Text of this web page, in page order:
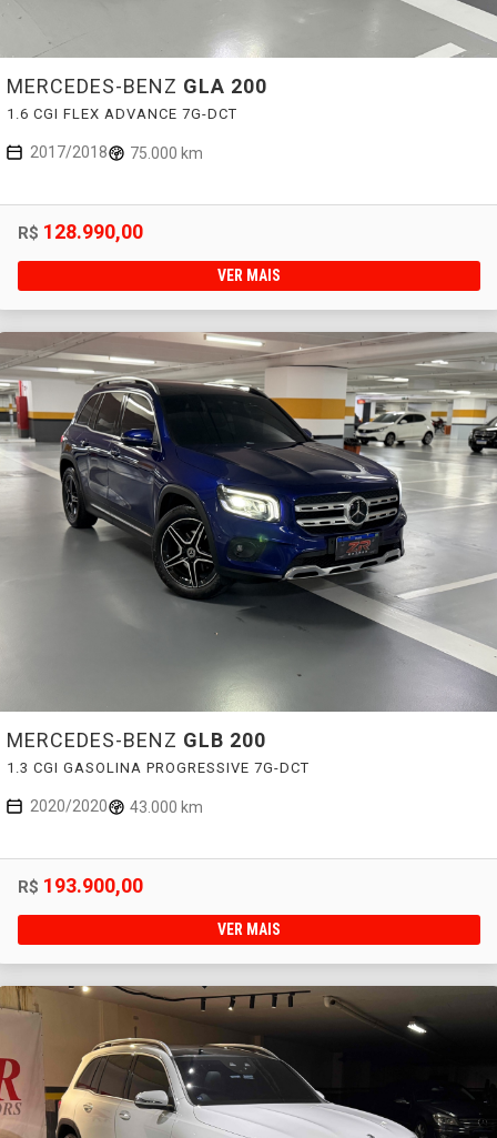
MERCEDES-BENZ GLA 200
1.6 CGI FLEX ADVANCE 7G-DCT
2017/2018 75.000 km
R$ 128.990,00
VER MAIS
MERCEDES-BENZ GLB 200
1.3 CGI GASOLINA PROGRESSIVE 7G-DCT
2020/2020 43.000 km
R$ 193.900,00
VER MAIS